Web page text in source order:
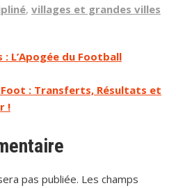
, villages et grandes villes
: L’Apogée du Football
: Transferts, Résultats et
!
pas publiée. Les champs